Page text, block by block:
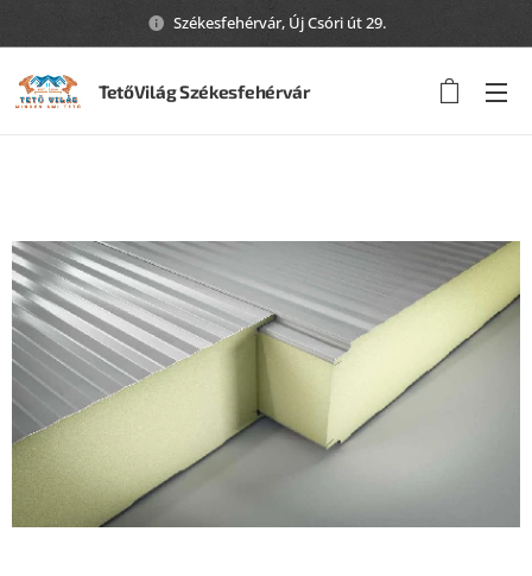
Székesfehérvár, Új Csóri út 29.
TetőVilág Székesfehérvár